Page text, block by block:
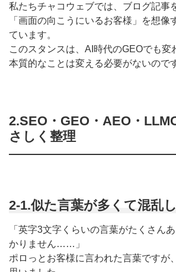
私たちチャコウェブでは、ブログ記事
「画面の向こうにいるお客様」を想像
ています。
このスタンスは、AI時代のGEOでも変
本質的なことは変える必要がないので
2.SEO・GEO・AEO・
さしく整理
2-1.似た言葉が多くて混乱
「英字3文字くらいの言葉がたくさん
かりません……」
ポロっとお客様に言われた言葉ですが